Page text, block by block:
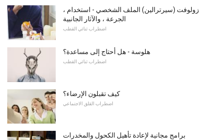
زولوفت (سيرترالين) الملف الشخصي - استخدام ،
الجرعة ، والآثار الجانبية
اضطراب ثنائي القطب
هلوسة - هل أحتاج إلى مساعدة؟
اضطراب ثنائي القطب
كيف تقبلون الإرضاء؟
اضطراب القلق الاجتماعي
برامج مجانية لإعادة تأهيل الكحول والمخدرات